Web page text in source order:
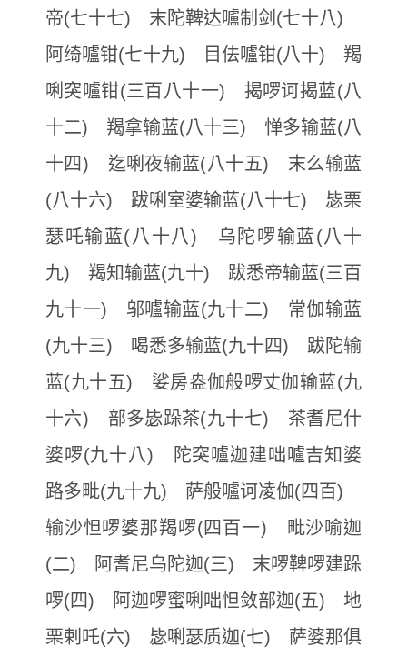
帝(七十七) 末陀鞞达嚧制剑(七十八)
阿绮嚧钳(七十九) 目佉嚧钳(八十) 羯
唎突嚧钳(三百八十一) 揭啰诃揭蓝(八
十二) 羯拿输蓝(八十三) 惮多输蓝(八
十四) 迄唎夜输蓝(八十五) 末么输蓝
(八十六) 跋唎室婆输蓝(八十七) 毖栗
瑟吒输蓝(八十八) 乌陀啰输蓝(八十
九) 羯知输蓝(九十) 跋悉帝输蓝(三百
九十一) 邬嚧输蓝(九十二) 常伽输蓝
(九十三) 喝悉多输蓝(九十四) 跋陀输
蓝(九十五) 娑房盎伽般啰丈伽输蓝(九
十六) 部多毖跺茶(九十七) 茶耆尼什
婆啰(九十八) 陀突嚧迦建咄嚧吉知婆
路多毗(九十九) 萨般嚧诃凌伽(四百)
输沙怛啰婆那羯啰(四百一) 毗沙喻迦
(二) 阿耆尼乌陀迦(三) 末啰鞞啰建跺
啰(四) 阿迦啰蜜唎咄怛敛部迦(五) 地
栗剌吒(六) 毖唎瑟质迦(七) 萨婆那俱